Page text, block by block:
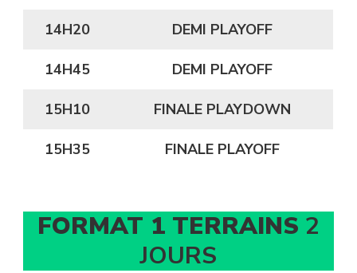
14H20 DEMI PLAYOFF
14H45 DEMI PLAYOFF
15H10 FINALE PLAYDOWN
15H35 FINALE PLAYOFF
FORMAT 1 TERRAINS 2
JOURS